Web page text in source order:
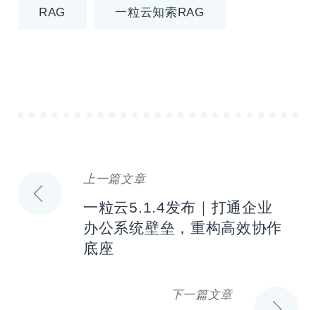
RAG 一粒云知索RAG
文
上一篇文章
一粒云5.1.4发布｜打通企业
办公系统壁垒，重构高效协作
底座
下一篇文章